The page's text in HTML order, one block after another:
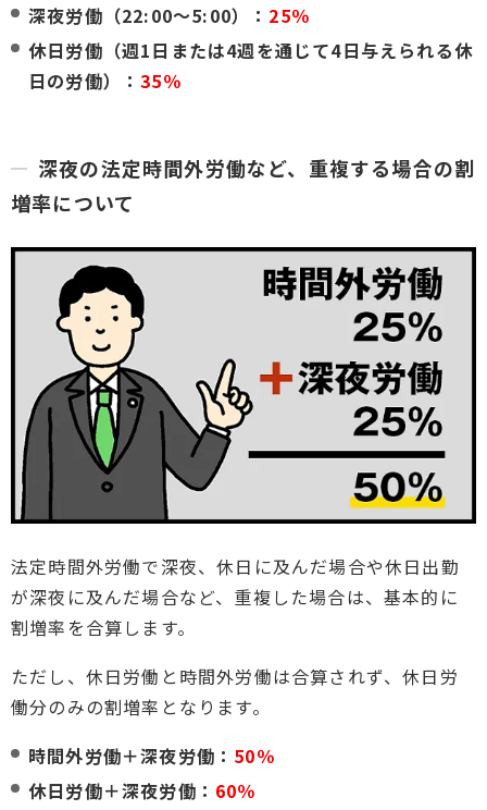
深夜労働（22:00～5:00）： 25％
休日労働（週1日または4週を通じて4日与えられる休
日の労働）：35％
深夜の法定時間外労働など、重複する場合の割
増率について
法定時間外労働で深夜、休日に及んだ場合や休日出勤
が深夜に及んだ場合など、重複した場合は、基本的に
割増率を合算します。
ただし、休日労働と時間外労働は合算されず、休日労
働分のみの割増率となります。
時間外労働＋深夜労働： 50％
休日労働＋深夜労働： 60％